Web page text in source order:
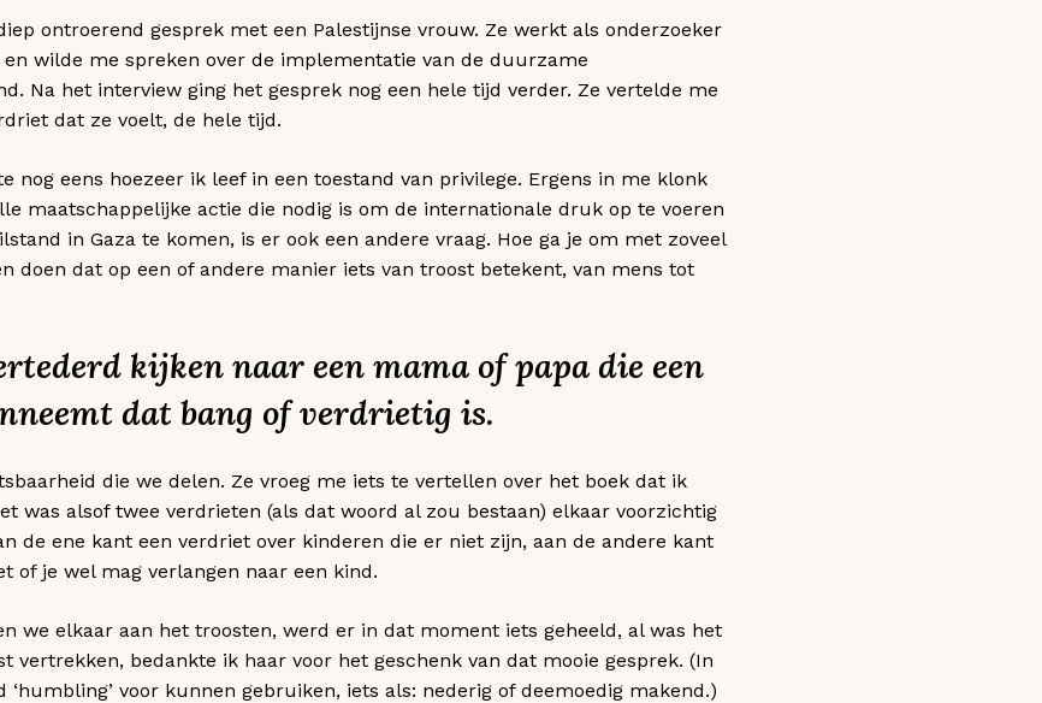
ontroerend gesprek met een Palestijnse vrouw. Ze werkt als onderzoeker
wilde me spreken over de implementatie van de duurzame
Na het interview ging het gesprek nog een hele tijd verder. Ze vertelde me
dat ze voelt, de hele tijd.
nog eens hoezeer ik leef in een toestand van privilege. Ergens in me klonk
maatschappelijke actie die nodig is om de internationale druk op te voeren
in Gaza te komen, is er ook een andere vraag. Hoe ga je om met zoveel
doen dat op een of andere manier iets van troost betekent, van mens tot
kijken naar een mama of papa die een
dat bang of verdrietig is.
die we delen. Ze vroeg me iets te vertellen over het boek dat ik
was alsof twee verdrieten (als dat woord al zou bestaan) elkaar voorzichtig
de ene kant een verdriet over kinderen die er niet zijn, aan de andere kant
of je wel mag verlangen naar een kind.
we elkaar aan het troosten, werd er in dat moment iets geheeld, al was het
vertrekken, bedankte ik haar voor het geschenk van dat mooie gesprek. (In
voor kunnen gebruiken, iets als: nederig of deemoedig makend.)